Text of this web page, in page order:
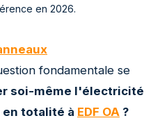
en 2026.
fondamentale se
soi-même l'électricité
totalité à EDF OA ?